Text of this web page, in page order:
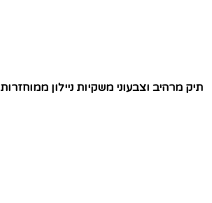
תיק מרהיב וצבעוני משקיות ניילון ממוחזרות